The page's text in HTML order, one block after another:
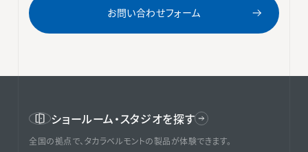
お問い合わせフォーム
ショールーム・スタジオを探す
全国の拠点で、タカラベルモントの製品が体験できます。